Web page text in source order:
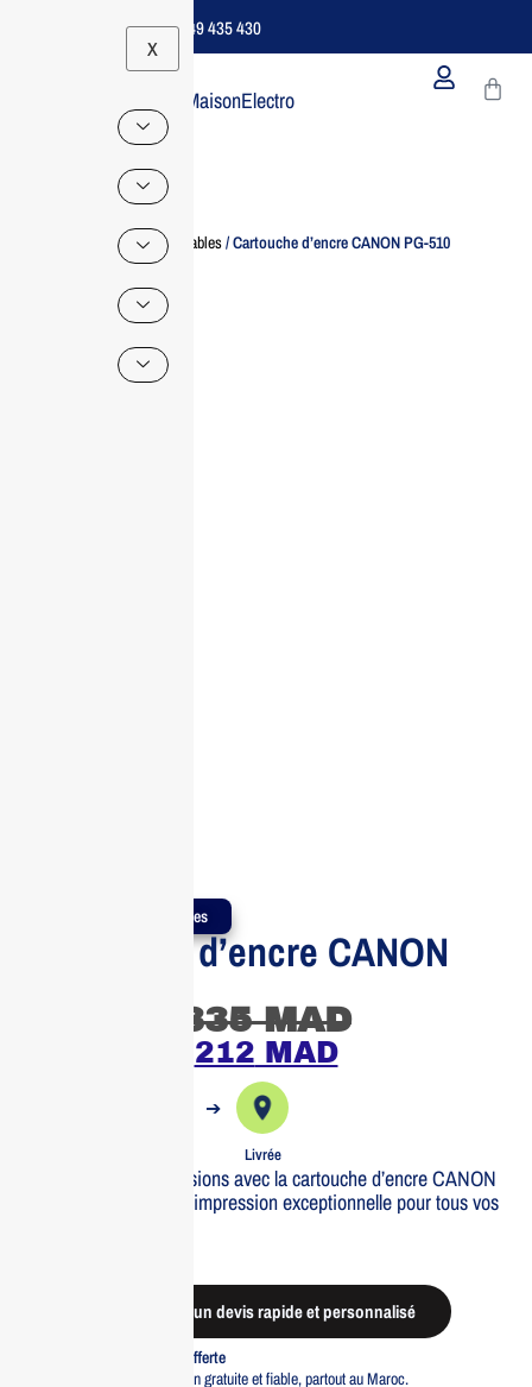
Support B2B Dédié | 06 49 435 430
X
MaisonElectro
/ Consommables/ Cartouche d’encre CANON PG-510
Produits Authentiques
Cartouche d’encre CANON
335MAD
212 MAD
➔
Livrée
Optimisez vos impressions avec la cartouche d’encre CANON
PG-510 BK. Qualit? d’impression exceptionnelle pour tous vos
Demander un devis rapide et personnalisé
Livraison standard offerte
Profitez d’une livraison gratuite et fiable, partout au Maroc.